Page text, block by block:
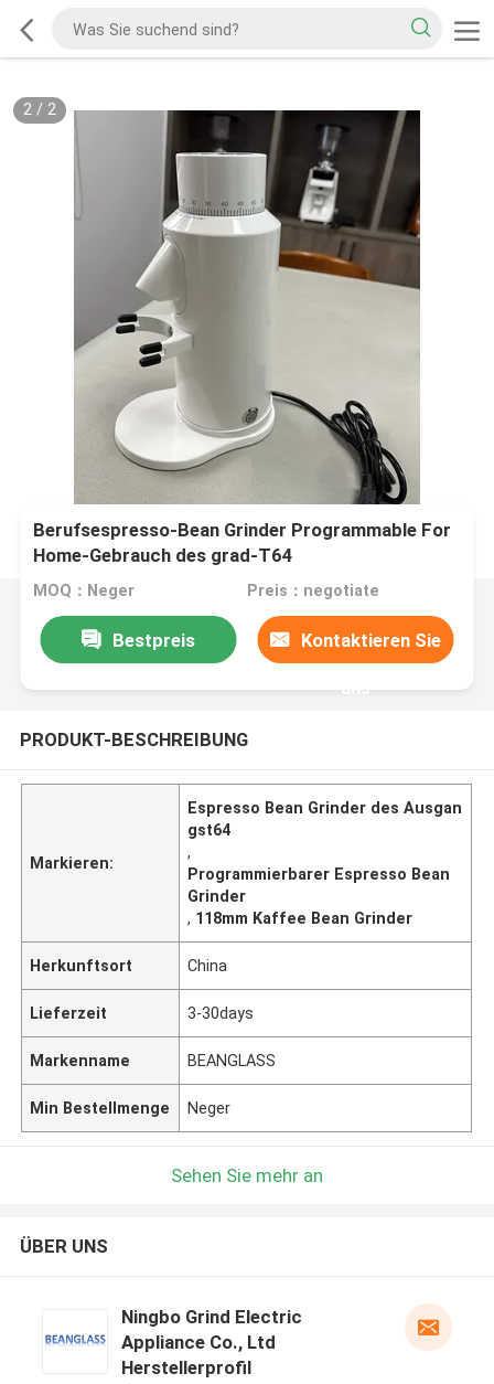
2/ 2
Berufsespresso-Bean Grinder Programmable For
Home-Gebrauch des grad-T64
MOQ：Neger Preis：negotiate
Bestpreis Kontaktieren Sie
uns
PRODUKT-BESCHREIBUNG
Markieren:
Espresso Bean Grinder des Ausgan
gst64
,
Programmierbarer Espresso Bean
Grinder
, 118mm Kaffee Bean Grinder
Herkunftsort China
Lieferzeit 3-30days
Markenname BEANGLASS
Min Bestellmenge Neger
Sehen Sie mehr an
ÜBER UNS
Ningbo Grind Electric
Appliance Co., Ltd
Herstellerprofil